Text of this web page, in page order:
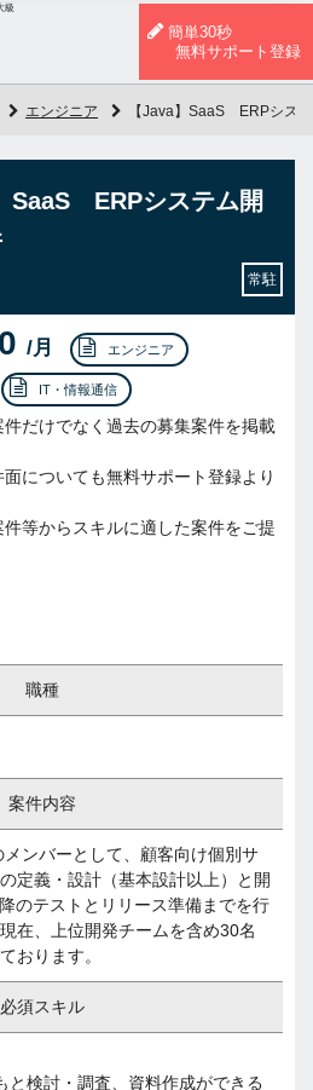
級
簡単30秒
無料サポート登録
エンジニア 【Java】SaaS ERPシス
SaaS ERPシステム開
常駐
/月 エンジニア
IT・情報通信
だけでなく過去の募集案件を掲載
についても無料サポート登録より
等からスキルに適した案件をご提
職種
案件内容
メンバーとして、顧客向け個別サ
定義・設計（基本設計以上）と開
のテストとリリース準備までを行
在、上位開発チームを含め30名
おります。
必須スキル
と検討・調査、資料作成ができる